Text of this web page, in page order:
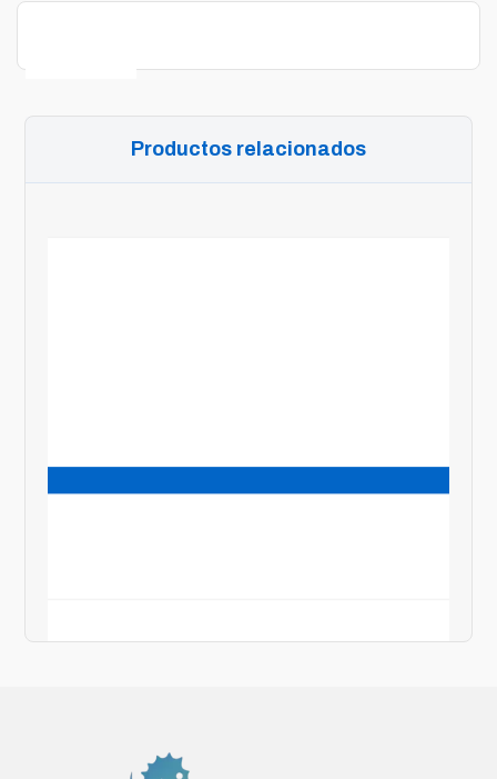
Descripción
Productos relacionados